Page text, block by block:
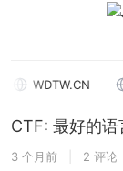
WDTW.CN
CTF: 最好的语
3 个月前 2 评论